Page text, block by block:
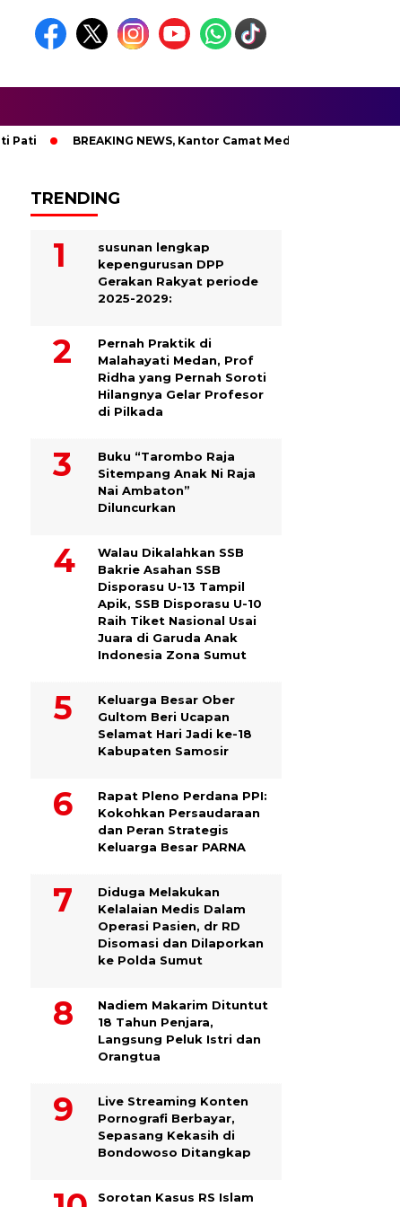
BREAKING NEWS, Kantor Camat Medan Area Dilahap Sijago
TRENDING
susunan lengkap
kepengurusan DPP
Gerakan Rakyat periode
2025-2029:
Pernah Praktik di
Malahayati Medan, Prof
Ridha yang Pernah Soroti
Hilangnya Gelar Profesor
di Pilkada
Buku “Tarombo Raja
Sitempang Anak Ni Raja
Nai Ambaton”
Diluncurkan
Walau Dikalahkan SSB
Bakrie Asahan SSB
Disporasu U-13 Tampil
Apik, SSB Disporasu U-10
Raih Tiket Nasional Usai
Juara di Garuda Anak
Indonesia Zona Sumut
Keluarga Besar Ober
Gultom Beri Ucapan
Selamat Hari Jadi ke-18
Kabupaten Samosir
Rapat Pleno Perdana PPI:
Kokohkan Persaudaraan
dan Peran Strategis
Keluarga Besar PARNA
Diduga Melakukan
Kelalaian Medis Dalam
Operasi Pasien, dr RD
Disomasi dan Dilaporkan
ke Polda Sumut
​Nadiem Makarim Dituntut
18 Tahun Penjara,
Langsung Peluk Istri dan
Orangtua
Live Streaming Konten
Pornografi Berbayar,
Sepasang Kekasih di
Bondowoso Ditangkap
Sorotan Kasus RS Islam